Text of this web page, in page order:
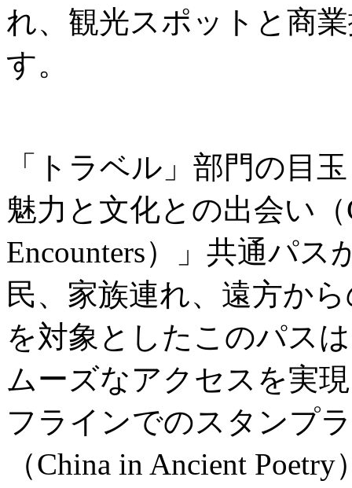
れ、観光スポットと商
す。
「トラベル」部門の目
魅力と文化との出会い（
Encounters）」共通パ
民、家族連れ、遠方か
を対象としたこのパス
ムーズなアクセスを実
フラインでのスタンプ
（China in Ancient